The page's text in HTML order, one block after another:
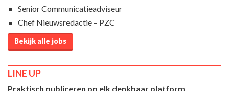
Senior Communicatieadviseur
Chef Nieuwsredactie – PZC
Bekijk alle jobs
LINE UP
Praktisch publiceren op elk denkbaar platform